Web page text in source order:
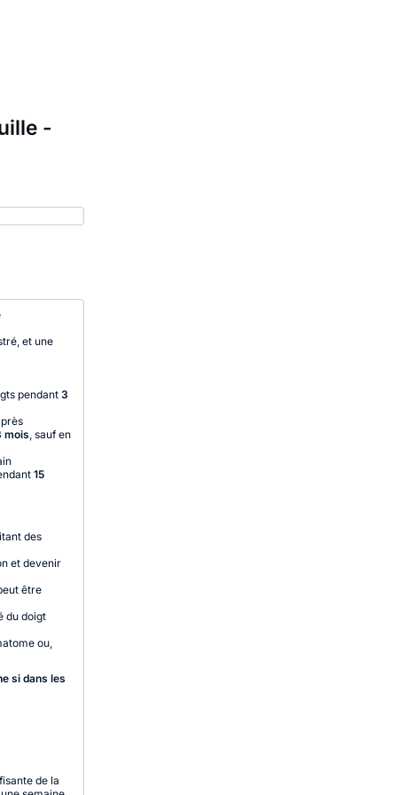
-
et une
pendant3
mois, sauf en
15
des
et devenir
être
du doigt
ou,
si dans les
de la